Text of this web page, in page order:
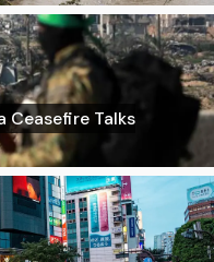
Ceasefire Talks